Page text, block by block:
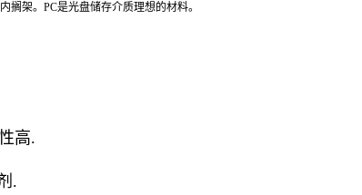
架。PC是光盘储存介质理想的材料。
高.
.